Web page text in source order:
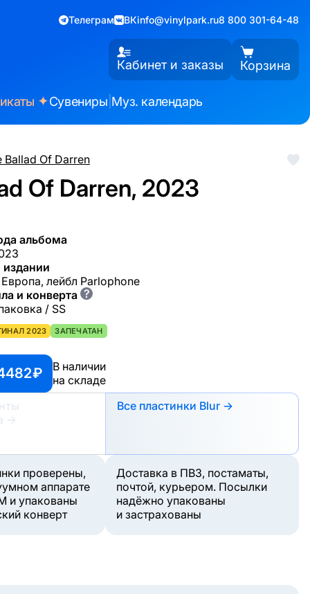
Телеграм ВКinfo@vinylpark.ru8 800 301-64-48
Кабинет и заказы Корзина
✦Сувениры Муз. календарь
Ballad Of Darren
Of Darren, 2023
альбома
лейбл Parlophone
и конверта ?
/ SS
2023 ЗАПЕЧАТАН
₽
В наличии
на складе
→
Все пластинки Blur →
проверены,
аппарате
и упакованы
конверт
Доставка в ПВЗ, постаматы,
почтой, курьером. Посылки
надёжно упакованы
и застрахованы